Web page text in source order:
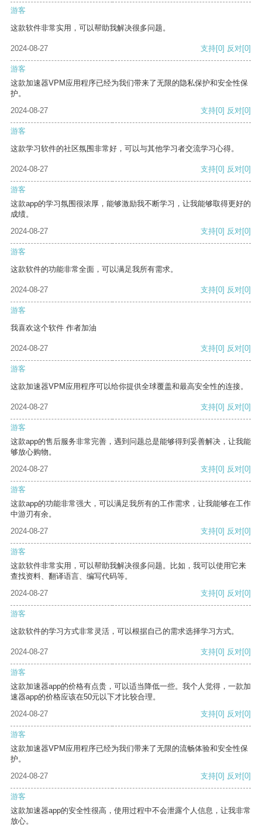
游客
这款软件非常实用，可以帮助我解决很多问题。
2024-08-27 支持[0] 反对[0]
游客
这款加速器VPM应用程序已经为我们带来了无限的隐私保护和安全性保
护。
2024-08-27
支持[0] 反对[0]
游客
这款学习软件的社区氛围非常好，可以与其他学习者交流学习心得。
2024-08-27 支持[0] 反对[0]
游客
这款app的学习氛围很浓厚，能够激励我不断学习，让我能够取得更好的
成绩。
2024-08-27
支持[0] 反对[0]
游客
这款软件的功能非常全面，可以满足我所有需求。
2024-08-27 支持[0] 反对[0]
游客
我喜欢这个软件 作者加油
2024-08-27 支持[0] 反对[0]
游客
这款加速器VPM应用程序可以给你提供全球覆盖和最高安全性的连接。
2024-08-27 支持[0] 反对[0]
游客
这款app的售后服务非常完善，遇到问题总是能够得到妥善解决，让我能
够放心购物。
2024-08-27
支持[0] 反对[0]
游客
这款app的功能非常强大，可以满足我所有的工作需求，让我能够在工作
中游刃有余。
2024-08-27
支持[0] 反对[0]
游客
这款软件非常实用，可以帮助我解决很多问题。比如，我可以使用它来
查找资料、翻译语言、编写代码等。
2024-08-27
支持[0] 反对[0]
游客
这款软件的学习方式非常灵活，可以根据自己的需求选择学习方式。
2024-08-27 支持[0] 反对[0]
游客
这款加速器app的价格有点贵，可以适当降低一些。我个人觉得，一款加
速器app的价格应该在50元以下才比较合理。
2024-08-27
支持[0] 反对[0]
游客
这款加速器VPM应用程序已经为我们带来了无限的流畅体验和安全性保
护。
2024-08-27
支持[0] 反对[0]
游客
这款加速器app的安全性很高，使用过程中不会泄露个人信息，让我非常
放心。